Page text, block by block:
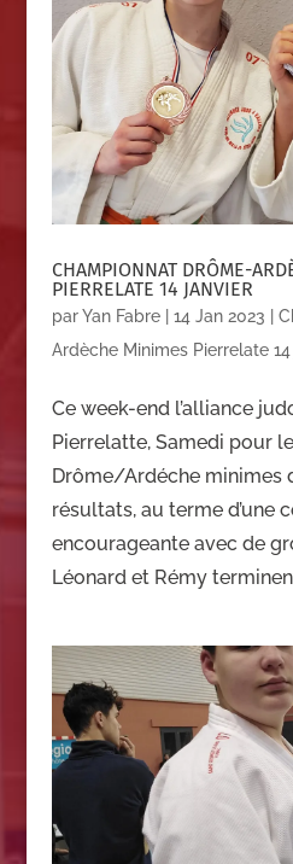
CHAMPIONNAT DRÔME-
PIERRELATE 14 JANVIER
parYan Fabre| 14 Jan 2023
Ardèche Minimes Pierrelate
Ce week-end l’alliance
Pierrelatte, Samedi pour
Drôme/Ardéche minimes
résultats, au terme d’une
encourageante avec de
Léonard et Rémy